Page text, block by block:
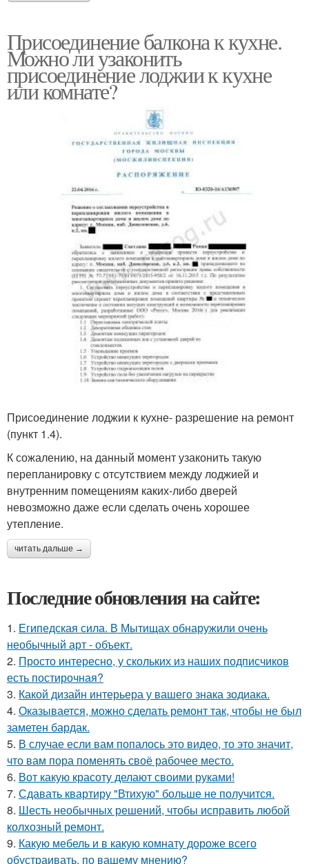
Присоединение балкона к кухне.
Можно ли узаконить
присоединение лоджии к кухне
или комнате?
Присоединение лоджии к кухне- разрешение на ремонт
(пункт 1.4).
К сожалению, на данный момент узаконить такую
перепланировку с отсутствием между лоджией и
внутренним помещениям каких-либо дверей
невозможно даже если сделать очень хорошее
утепление.
читать дальше →
Последние обновления на сайте:
1. Египедская сила. В Мытищах обнаружили очень
необычный арт - объект.
2. Просто интересно, у скольких из наших подписчиков
есть постирочная?
3. Какой дизайн интерьера у вашего знака зодиака.
4. Оказывается, можно сделать ремонт так, чтобы не был
заметен бардак.
5. В случае если вам попалось это видео, то это значит,
что вам пора поменять своё рабочее место.
6. Вот какую красоту делают своими руками!
7. Сдавать квартиру "Втихую" больше не получится.
8. Шесть необычных решений, чтобы исправить любой
колхозный ремонт.
9. Какую мебель и в какую комнату дороже всего
обустраивать, по вашему мнению?